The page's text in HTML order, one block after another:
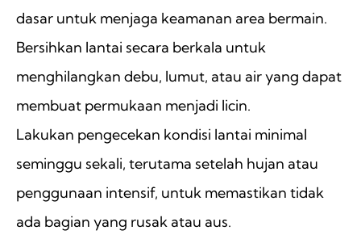
dasar untuk menjaga keamanan area bermain.
Bersihkan lantai secara berkala untuk
menghilangkan debu, lumut, atau air yang dapat
membuat permukaan menjadi licin.
Lakukan pengecekan kondisi lantai minimal
seminggu sekali, terutama setelah hujan atau
penggunaan intensif, untuk memastikan tidak
ada bagian yang rusak atau aus.